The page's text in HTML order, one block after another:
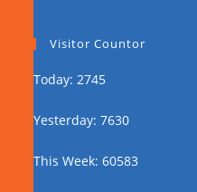
Visitor Countor
Today: 2745
Yesterday: 7630
This Week: 60583